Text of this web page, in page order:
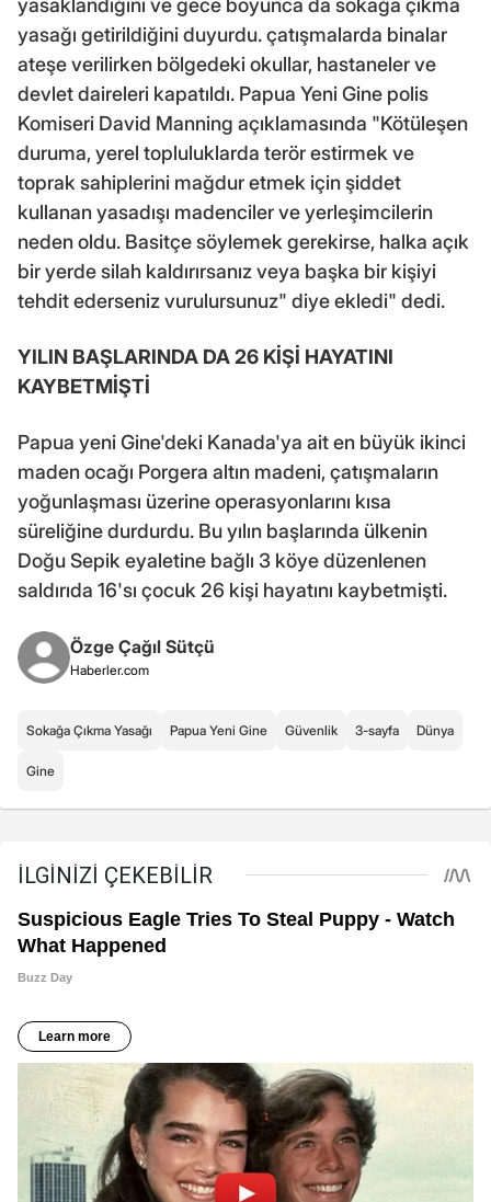
yasaklandığını ve gece boyunca da sokağa çıkma
yasağı getirildiğini duyurdu. çatışmalarda binalar
ateşe verilirken bölgedeki okullar, hastaneler ve
devlet daireleri kapatıldı. Papua Yeni Gine polis
Komiseri David Manning açıklamasında "Kötüleşen
duruma, yerel topluluklarda terör estirmek ve
toprak sahiplerini mağdur etmek için şiddet
kullanan yasadışı madenciler ve yerleşimcilerin
neden oldu. Basitçe söylemek gerekirse, halka açık
bir yerde silah kaldırırsanız veya başka bir kişiyi
tehdit ederseniz vurulursunuz" diye ekledi" dedi.
YILIN BAŞLARINDA DA 26 KİŞİ HAYATINI
KAYBETMİŞTİ
Papua yeni Gine'deki Kanada'ya ait en büyük ikinci
maden ocağı Porgera altın madeni, çatışmaların
yoğunlaşması üzerine operasyonlarını kısa
süreliğine durdurdu. Bu yılın başlarında ülkenin
Doğu Sepik eyaletine bağlı 3 köye düzenlenen
saldırıda 16'sı çocuk 26 kişi hayatını kaybetmişti.
Özge Çağıl Sütçü
Haberler.com
Sokağa Çıkma Yasağı Papua Yeni Gine Güvenlik 3-sayfa Dünya
Gine